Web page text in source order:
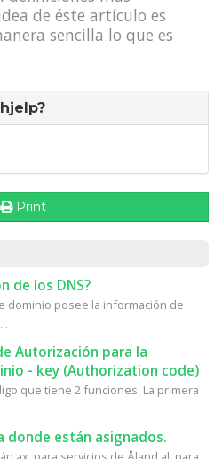
de éste artículo es
sencilla lo que es
Print
de los DNS?
dominio posee la información de
Autorización para la
- key (Authorization code)
que tiene 2 funciones: La primera
donde están asignados.